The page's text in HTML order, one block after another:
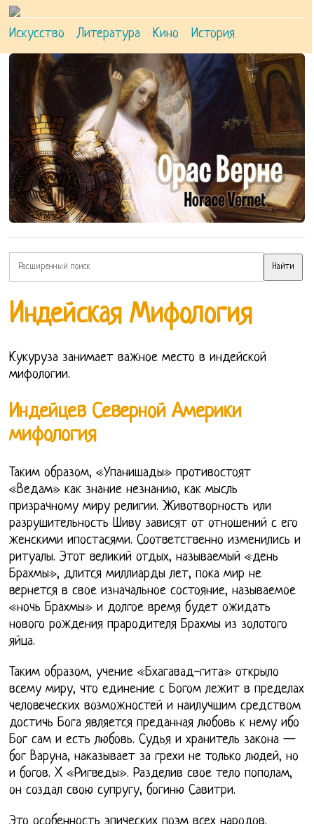
Искусство Литература Кино История
Индейская Мифология
Кукуруза занимает важное место в индейской
мифологии.
Индейцев Северной Америки
мифология
Таким образом, «Упанишады» противостоят
«Ведам» как знание незнанию, как мысль
призрачному миру религии. Животворность или
разрушительность Шиву зависят от отношений с его
женскими ипостасями. Соответственно изменились и
ритуалы. Этот великий отдых, называемый «день
Брахмы», длится миллиарды лет, пока мир не
вернется в свое изначальное состояние, называемое
«ночь Брахмы» и долгое время будет ожидать
нового рождения прародителя Брахмы из золотого
яйца.
Таким образом, учение «Бхагавад-гита» открыло
всему миру, что единение с Богом лежит в пределах
человеческих возможностей и наилучшим средством
достичь Бога является преданная любовь к нему ибо
Бог сам и есть любовь. Судья и хранитель закона —
бог Варуна, наказывает за грехи не только людей, но
и богов. X «Ригведы». Разделив свое тело пополам,
он создал свою супругу, богиню Савитри.